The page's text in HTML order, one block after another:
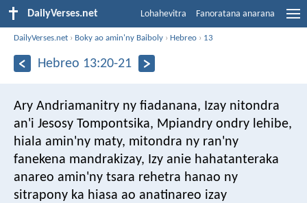
DailyVerses.net Lohahevitra Fanoratana anarana
DailyVerses.net › Boky ao amin'ny Baiboly › Hebreo › 13
Hebreo 13:20-21
Ary Andriamanitry ny fiadanana, Izay nitondra
an'i Jesosy Tompontsika, Mpiandry ondry lehibe,
hiala amin'ny maty, mitondra ny ran'ny
fanekena mandrakizay, Izy anie hahatanteraka
anareo amin'ny tsara rehetra hanao ny
sitrapony ka hiasa ao anatinareo izay